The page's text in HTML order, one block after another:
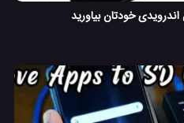
خودتان بیاورید